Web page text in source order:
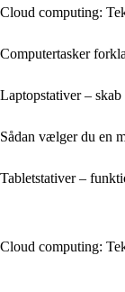
Cloud computing:
Computertasker
Laptopstativer –
Sådan vælger du en
Tabletstativer –
Cloud computing: